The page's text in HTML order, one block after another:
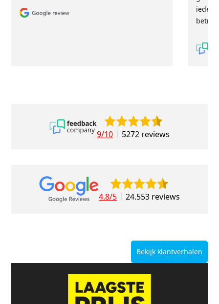
9/10 5272 reviews
4.8/5 24.553 reviews
Bekijk klantverhalen